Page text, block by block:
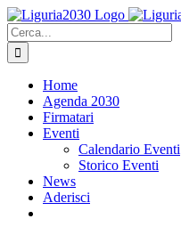
Salta
al
contenuto
Cerca
per:
Home
Agenda 2030
Firmatari
Eventi
Calendario Eventi
Storico Eventi
News
Aderisci